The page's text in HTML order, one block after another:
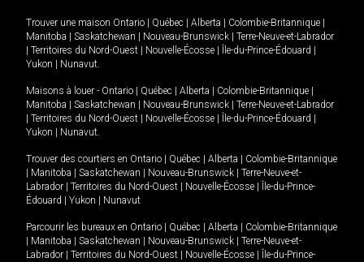
Trouver une maison Ontario Québec Alberta Colombie-Britannique
Manitoba
Saskatchewan Nouveau-Brunswick
Terre-Neuve-et-Labrador
Territoires du Nord-Ouest Nouvelle-Écosse Île-du-Prince-Édouard
Yukon
Nunavut.
Maisons à louer - Ontario Québec Alberta Colombie-Britannique
Manitoba
Saskatchewan Nouveau-Brunswick
Terre-Neuve-et-Labrador
Territoires du Nord-Ouest Nouvelle-Écosse Île-du-Prince-Édouard
Yukon
Nunavut.
Trouver des courtiers en Ontario Québec Alberta
Colombie-Britannique
Manitoba Saskatchewan Nouveau-Brunswick
Terre-Neuve-et-
Labrador
Territoires du Nord-Ouest Nouvelle-Écosse
Île-du-Prince-
Édouard
Yukon Nunavut
Parcourir les bureaux en Ontario Québec Alberta
Colombie-Britannique
Manitoba Saskatchewan Nouveau-Brunswick
Terre-Neuve-et-
Labrador
Territoires du Nord-Ouest Nouvelle-Écosse
Île-du-Prince-